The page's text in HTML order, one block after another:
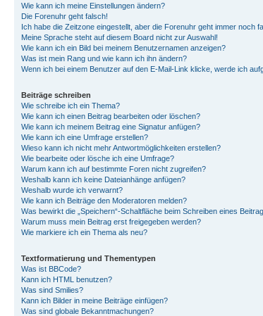
Wie kann ich meine Einstellungen ändern?
Die Forenuhr geht falsch!
Ich habe die Zeitzone eingestellt, aber die Forenuhr geht immer noch
Meine Sprache steht auf diesem Board nicht zur Auswahl!
Wie kann ich ein Bild bei meinem Benutzernamen anzeigen?
Was ist mein Rang und wie kann ich ihn ändern?
Wenn ich bei einem Benutzer auf den E-Mail-Link klicke, werde ich
Beiträge schreiben
Wie schreibe ich ein Thema?
Wie kann ich einen Beitrag bearbeiten oder löschen?
Wie kann ich meinem Beitrag eine Signatur anfügen?
Wie kann ich eine Umfrage erstellen?
Wieso kann ich nicht mehr Antwortmöglichkeiten erstellen?
Wie bearbeite oder lösche ich eine Umfrage?
Warum kann ich auf bestimmte Foren nicht zugreifen?
Weshalb kann ich keine Dateianhänge anfügen?
Weshalb wurde ich verwarnt?
Wie kann ich Beiträge den Moderatoren melden?
Was bewirkt die „Speichern“-Schaltfläche beim Schreiben eines
Warum muss mein Beitrag erst freigegeben werden?
Wie markiere ich ein Thema als neu?
Textformatierung und Thementypen
Was ist BBCode?
Kann ich HTML benutzen?
Was sind Smilies?
Kann ich Bilder in meine Beiträge einfügen?
Was sind globale Bekanntmachungen?